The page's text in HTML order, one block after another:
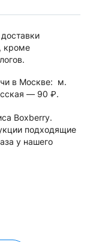
кроме
в Москве: м.
— 90 руб..
Boxberry.
подходящие
у нашего